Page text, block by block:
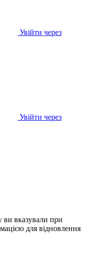
Увійти через
Увійти через
ви вказували при
для відновлення